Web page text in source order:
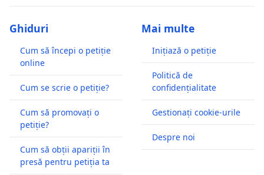
Ghiduri
Cum să începi o petiție
online
Cum se scrie o petiție?
Cum să promovați o
petiție?
Cum să obții apariții în
presă pentru petiția ta
Mai multe
Inițiază o petiție
Politică de
confidențialitate
Gestionați cookie-urile
Despre noi